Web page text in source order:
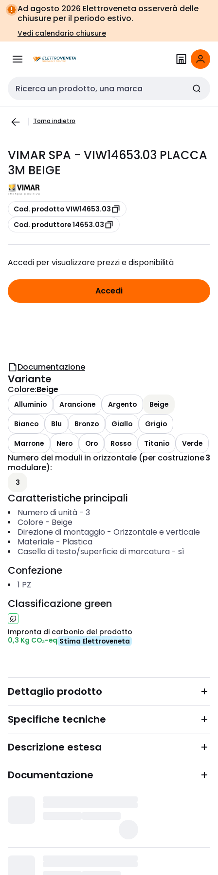
Vai alla
navigazione
Vai
alla
pagina
Ad agosto 2026 Elettroveneta osserverà delle
chiusure per il periodo estivo.
Vedi calendario chiusure
Cerca input
Torna indietro
VIMAR SPA - VIW14653.03 PLACCA
3M BEIGE
copia
Cod. prodotto VIW14653.03
copia
Cod. produttore 14653.03
Accedi per visualizzare prezzi e disponibilità
Accedi
Documentazione
Variante
Colore:Beige
Alluminio Arancione Argento
Beige
Bianco
Blu Bronzo Giallo
Grigio
Marrone
Nero Oro Rosso Titanio Verde
Numero dei moduli in orizzontale (per costruzione
modulare):
3
3
Caratteristiche principali
Numero di unità- 3
Colore - Beige
Direzione di montaggio - Orizzontale e verticale
Materiale - Plastica
Casella di testo/superficie di marcatura- sì
Confezione
1 PZ
Classificazione green
Impronta di carbonio del prodotto
0,3 Kg CO₂-eq Stima Elettroveneta
Dettaglio prodotto
Specifiche tecniche
Descrizione estesa
Documentazione